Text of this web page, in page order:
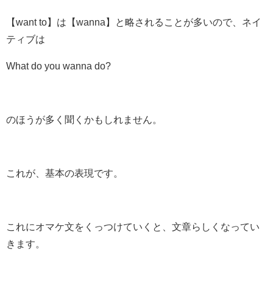
【want to】は【wanna】と略されることが多いので、ネイ
ティブは
What do you wanna do?
のほうが多く聞くかもしれません。
これが、基本の表現です。
これにオマケ文をくっつけていくと、文章らしくなってい
きます。